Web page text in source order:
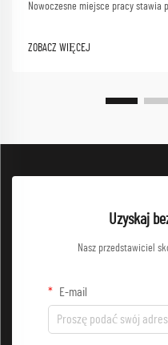
Nowoczesne miejsce pracy stawia
dynamicznym środowiskiem pracy,
ZOBACZ WIĘCEJ
Uzyskaj
Nasz przedstawiciel
E-mail